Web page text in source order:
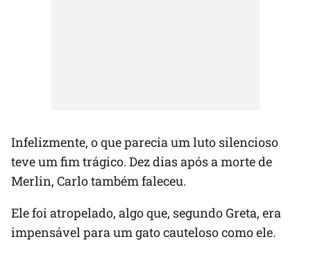
Infelizmente, o que parecia um luto silencioso
teve um fim trágico. Dez dias após a morte de
Merlin, Carlo também faleceu.
Ele foi atropelado, algo que, segundo Greta, era
impensável para um gato cauteloso como ele.